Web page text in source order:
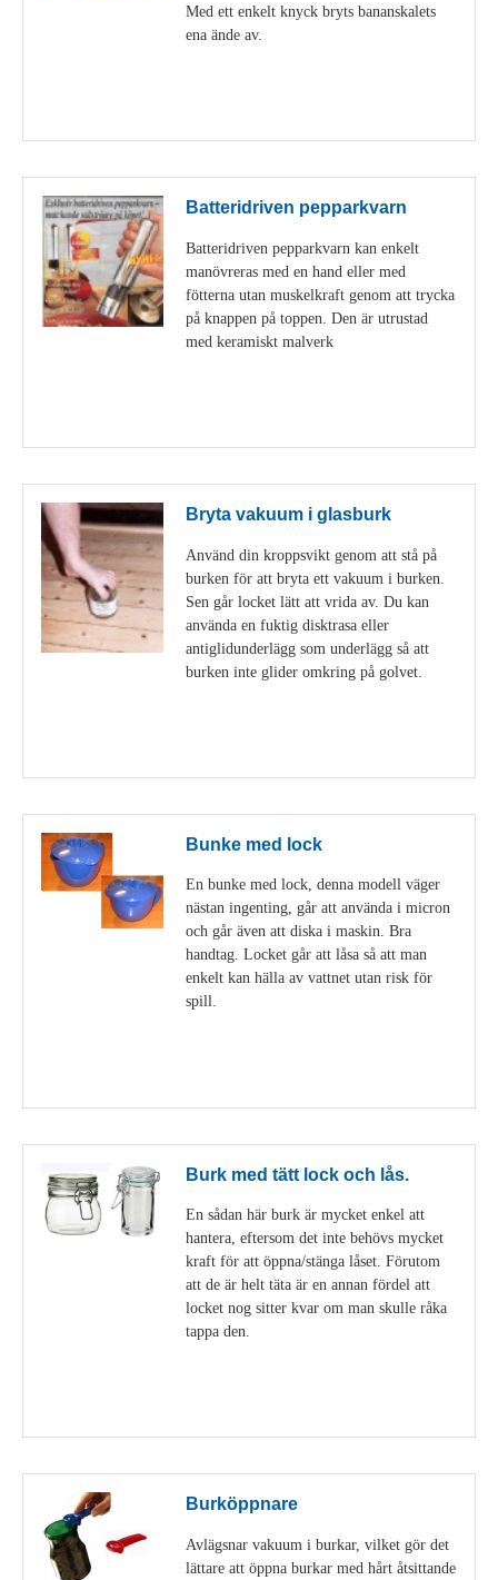
Med ett enkelt knyck bryts bananskalets
ena ände av.
Batteridriven pepparkvarn
Batteridriven pepparkvarn kan enkelt
manövreras med en hand eller med
fötterna utan muskelkraft genom att trycka
på knappen på toppen. Den är utrustad
med keramiskt malverk
Bryta vakuum i glasburk
Använd din kroppsvikt genom att stå på
burken för att bryta ett vakuum i burken.
Sen går locket lätt att vrida av. Du kan
använda en fuktig disktrasa eller
antiglidunderlägg som underlägg så att
burken inte glider omkring på golvet.
Bunke med lock
En bunke med lock, denna modell väger
nästan ingenting, går att använda i micron
och går även att diska i maskin. Bra
handtag. Locket går att låsa så att man
enkelt kan hälla av vattnet utan risk för
spill.
Burk med tätt lock och lås.
En sådan här burk är mycket enkel att
hantera, eftersom det inte behövs mycket
kraft för att öppna/stänga låset. Förutom
att de är helt täta är en annan fördel att
locket nog sitter kvar om man skulle råka
tappa den.
Burköppnare
Avlägsnar vakuum i burkar, vilket gör det
lättare att öppna burkar med hårt åtsittande